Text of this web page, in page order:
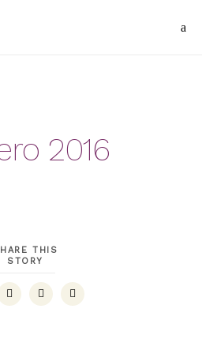
2016
THIS
STORY